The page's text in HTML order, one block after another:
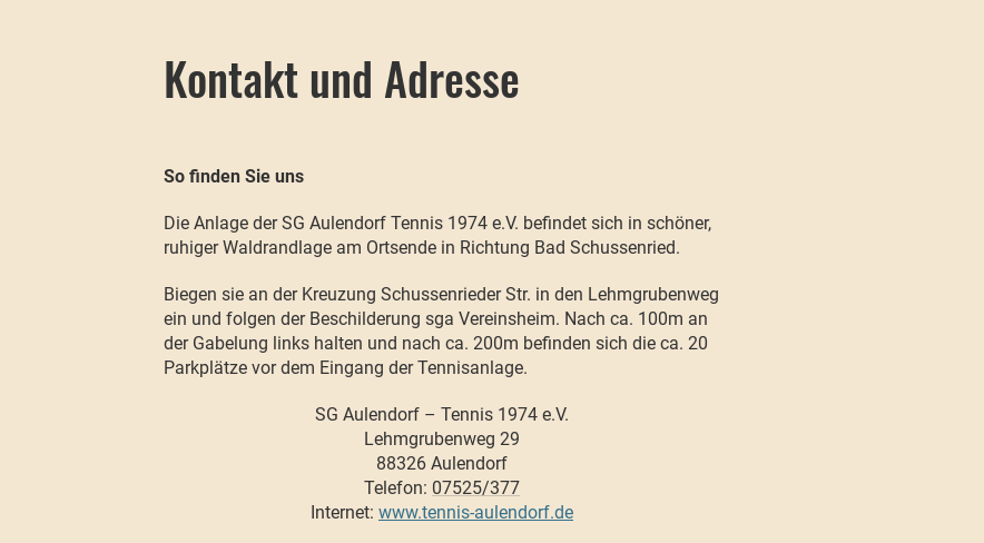
Kontakt und Adresse
So finden Sie uns
Die Anlage der SG Aulendorf Tennis 1974 e.V. befindet sich in schöner,
ruhiger Waldrandlage am Ortsende in Richtung Bad Schussenried.
Biegen sie an der Kreuzung Schussenrieder Str. in den Lehmgrubenweg
ein und folgen der Beschilderung sga Vereinsheim. Nach ca. 100m an
der Gabelung links halten und nach ca. 200m befinden sich die ca. 20
Parkplätze vor dem Eingang der Tennisanlage.
SG Aulendorf – Tennis 1974 e.V.
Lehmgrubenweg 29
88326 Aulendorf
Telefon: 07525/377
Internet: www.tennis-aulendorf.de